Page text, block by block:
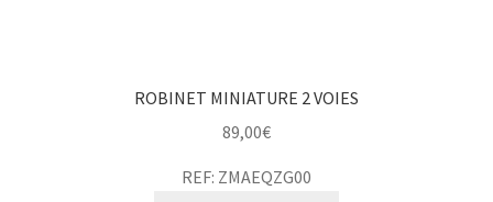
ROBINET MINIATURE 2 VOIES
89,00€
REF: ZMAEQZG00